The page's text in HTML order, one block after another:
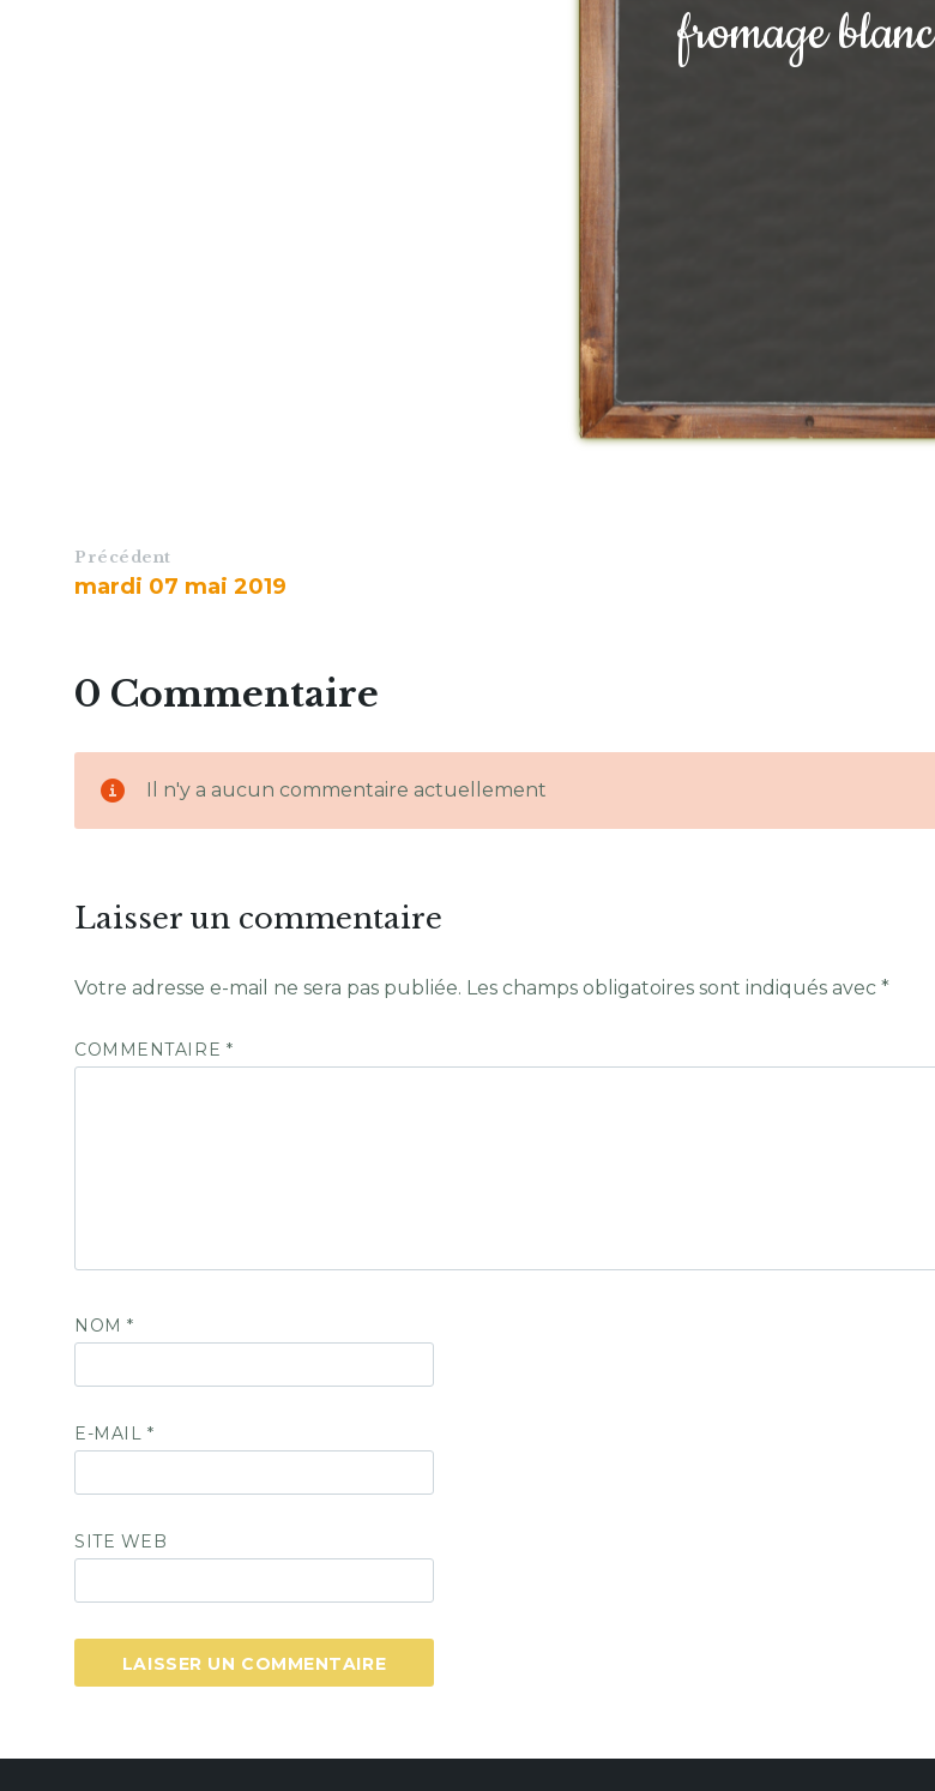
fromage blanc
Précédent
mardi 07 mai 2019
0 Commentaire
Il n'y a aucun commentaire actuellement
Laisser un commentaire
Votre adresse e-mail ne sera pas publiée. Les champs obligatoires sont indiqués avec *
COMMENTAIRE *
NOM*
E-MAIL *
SITE WEB